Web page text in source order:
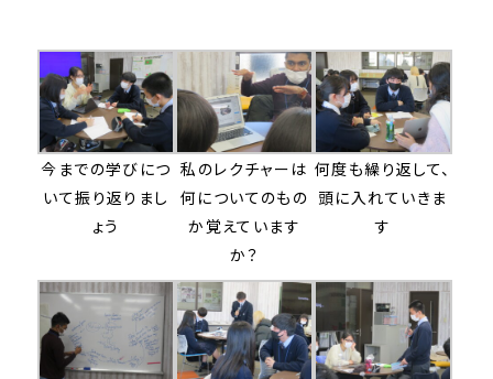
今までの学びにつ
いて振り返りまし
ょう
私のレクチャーは
何についてのもの
か覚えています
か？
何度も繰り返して、
頭に入れていきま
す